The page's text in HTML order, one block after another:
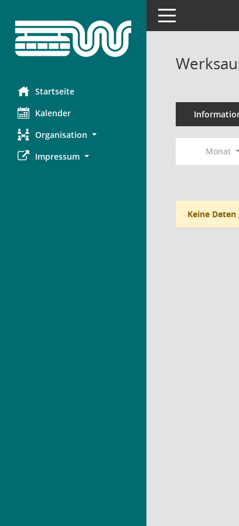
Startseite
Kalender
Organisation
Impressum
Toggle navigation
Monat
Keine